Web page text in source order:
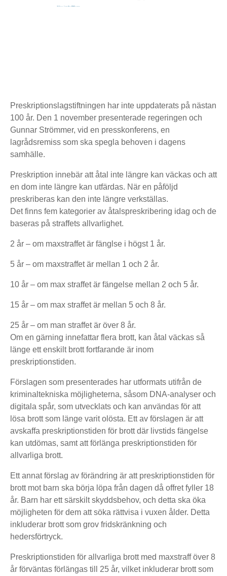
Preskriptionslagstiftningen har inte uppdaterats på nästan
100 år. Den 1 november presenterade regeringen och
Gunnar Strömmer, vid en presskonferens, en
lagrådsremiss som ska spegla behoven i dagens
samhälle.
Preskription innebär att åtal inte längre kan väckas och att
en dom inte längre kan utfärdas. När en påföljd
preskriberas kan den inte längre verkställas.
Det finns fem kategorier av åtalspreskribering idag och de
baseras på straffets allvarlighet.
2 år – om maxstraffet är fänglse i högst 1 år.
5 år – om maxstraffet är mellan 1 och 2 år.
10 år – om max straffet är fängelse mellan 2 och 5 år.
15 år – om max straffet är mellan 5 och 8 år.
25 år – om man straffet är över 8 år.
Om en gärning innefattar flera brott, kan åtal väckas så
länge ett enskilt brott fortfarande är inom
preskriptionstiden.
Förslagen som presenterades har utformats utifrån de
kriminaltekniska möjligheterna, såsom DNA-analyser och
digitala spår, som utvecklats och kan användas för att
lösa brott som länge varit olösta. Ett av förslagen är att
avskaffa preskriptionstiden för brott där livstids fängelse
kan utdömas, samt att förlänga preskriptionstiden för
allvarliga brott.
Ett annat förslag av förändring är att preskriptionstiden för
brott mot barn ska börja löpa från dagen då offret fyller 18
år. Barn har ett särskilt skyddsbehov, och detta ska öka
möjligheten för dem att söka rättvisa i vuxen ålder. Detta
inkluderar brott som grov fridskränkning och
hedersförtryck.
Preskriptionstiden för allvarliga brott med maxstraff över 8
år förväntas förlängas till 25 år, vilket inkluderar brott som